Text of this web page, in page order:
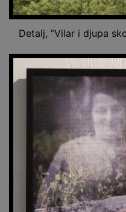
Detalj, ”Vilar i djupa